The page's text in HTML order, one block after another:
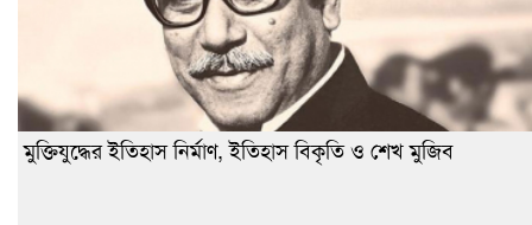
মুক্তিযুদ্ধের ইতিহাস নির্মাণ, ইতিহাস বিকৃতি ও শেখ মুজিব